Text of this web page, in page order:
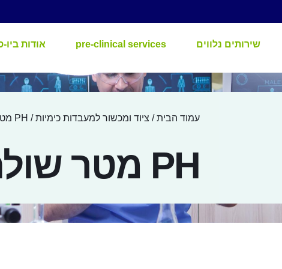
שירותים נלווים pre-clinical services
אודות
עמוד הבית/ ציוד ומכשור למעבדות כימיות/ PH מטר שולחני
PH מטר שולחני